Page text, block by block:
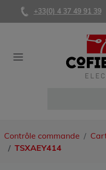
+33(0) 4 37 49 91 39
Contrôle commande
TSXAEY414